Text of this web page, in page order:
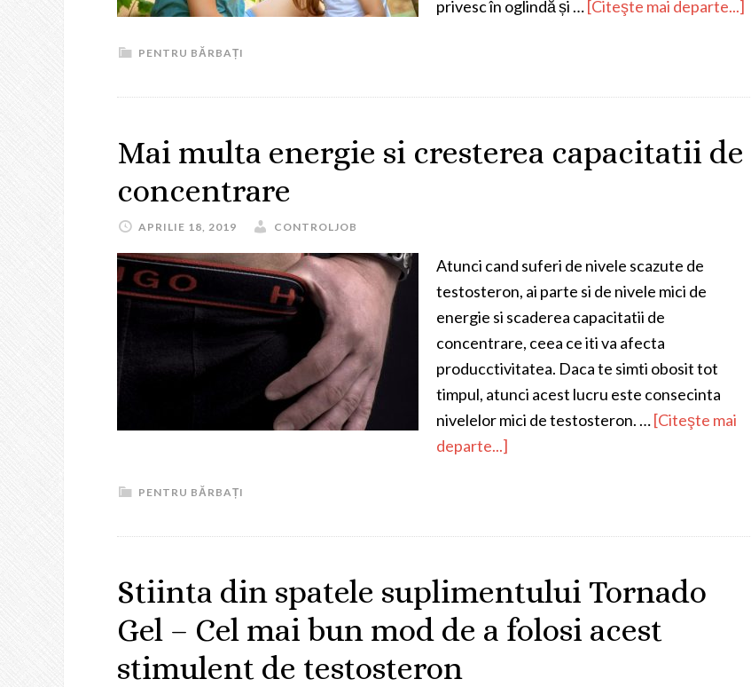
privesc în oglindă și …[Citeşte mai departe...]
PENTRU BĂRBAȚI
Mai multa energie si cresterea capacitatii de
concentrare
APRILIE 18, 2019 CONTROLJOB
Atunci cand suferi de nivele scazute de
testosteron, ai parte si de nivele mici de
energie si scaderea capacitatii de
concentrare, ceea ce iti va afecta
producctivitatea. Daca te simti obosit tot
timpul, atunci acest lucru este consecinta
nivelelor mici de testosteron. …[Citeşte mai
departe...]
PENTRU BĂRBAȚI
Stiinta din spatele suplimentului Tornado
Gel – Cel mai bun mod de a folosi acest
stimulent de testosteron